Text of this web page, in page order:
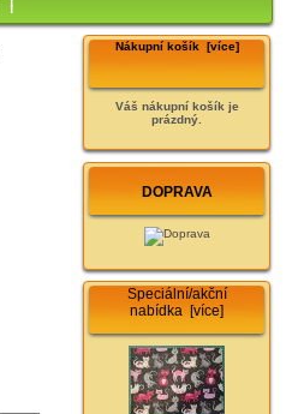
Nákupní košík [více]
Váš nákupní košík je
prázdný.
DOPRAVA
Speciální/akční
nabídka [více]